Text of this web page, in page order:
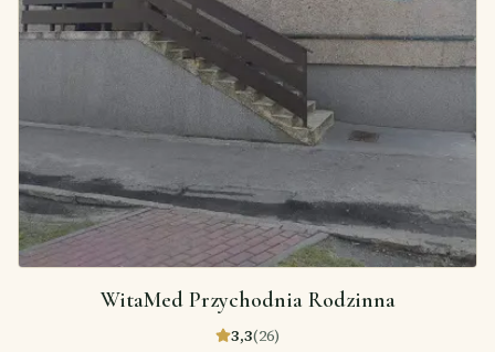
WitaMed Przychodnia Rodzinna
3,3(26)